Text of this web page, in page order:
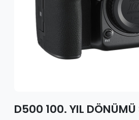
D500 100. YIL DÖNÜMÜ